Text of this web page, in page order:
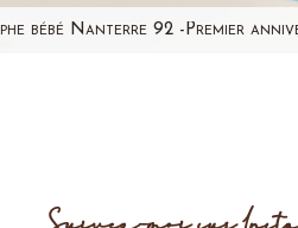
bébé Nanterre 92 -Premier